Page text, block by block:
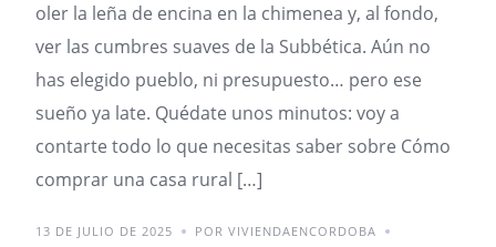
oler la leña de encina en la chimenea y, al fondo,
ver las cumbres suaves de la Subbética. Aún no
has elegido pueblo, ni presupuesto… pero ese
sueño ya late. Quédate unos minutos: voy a
contarte todo lo que necesitas saber sobre Cómo
comprar una casa rural […]
13 DE JULIO DE 2025
POR VIVIENDAENCORDOBA